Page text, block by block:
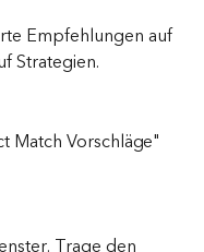
Empfehlungen auf
Strategien.
Match Vorschläge"